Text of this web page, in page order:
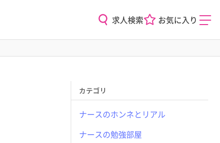
求人検索 お気に入り
カテゴリ
ナースのホンネとリアル
ナースの勉強部屋